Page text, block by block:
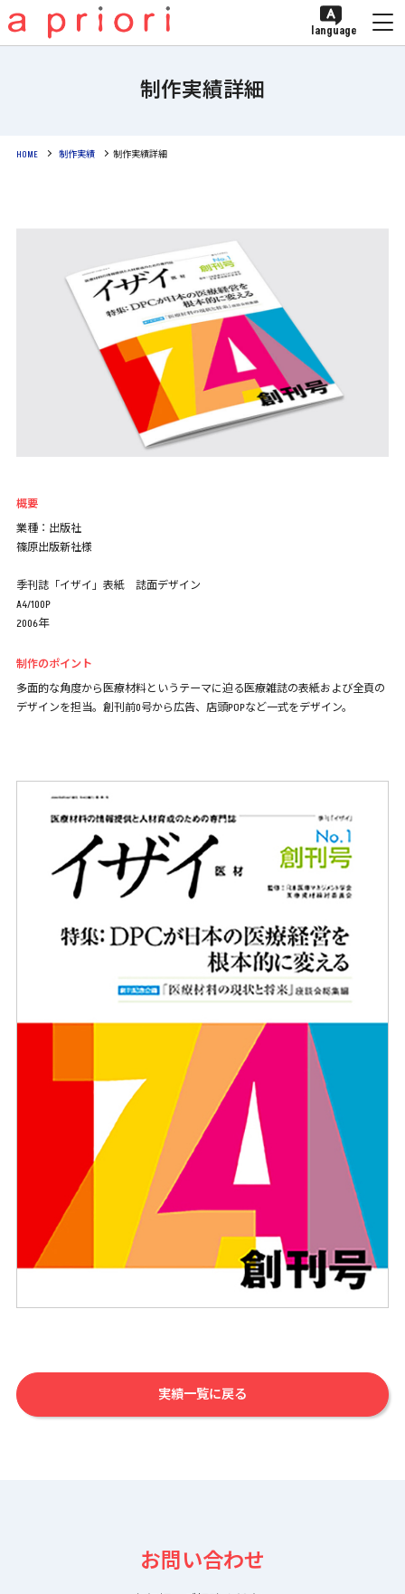
language
制作実績詳細
HOME 制作実績 制作実績詳細
概要
業種：出版社
篠原出版新社様
季刊誌「イザイ」表紙 誌面デザイン
A4/100P
2006年
制作のポイント
多面的な角度から医療材料というテーマに迫る医療雑誌の表紙および全頁の
デザインを担当。創刊前0号から広告、店頭POPなど一式をデザイン。
実績一覧に戻る
お問い合わせ